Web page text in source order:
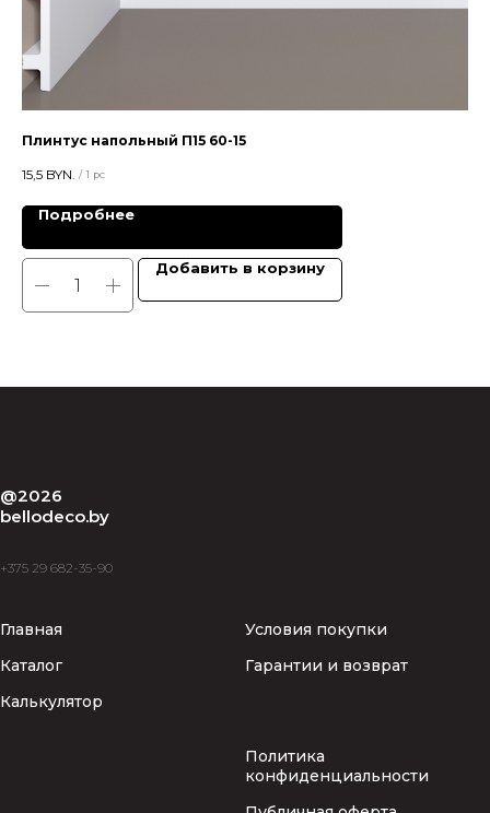
Плинтус напольный П15 60-15
15,5 BYN. / 1 pc
Подробнее
Добавить в корзину
@2026
bellodeco.by
+375 29 682-35-90
Главная
Каталог
Калькулятор
Условия покупки
Гарантии и возврат
Политика
конфиденциальности